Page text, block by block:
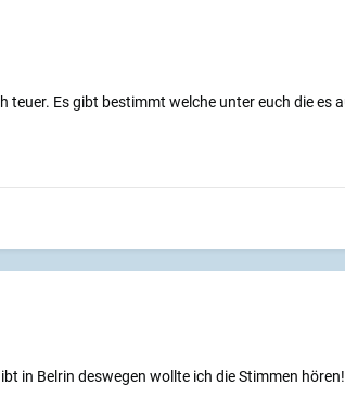
teuer. Es gibt bestimmt welche unter euch die es
in Belrin deswegen wollte ich die Stimmen